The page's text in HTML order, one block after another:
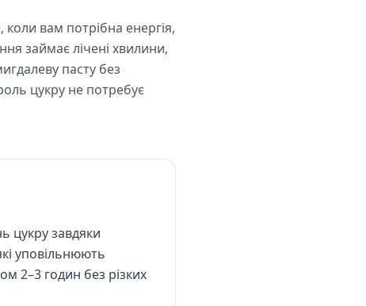
вам потрібна енергія,
займає лічені хвилини,
пасту без
цукру не потребує
цукру завдяки
уповільнюють
2–3 годин без різких